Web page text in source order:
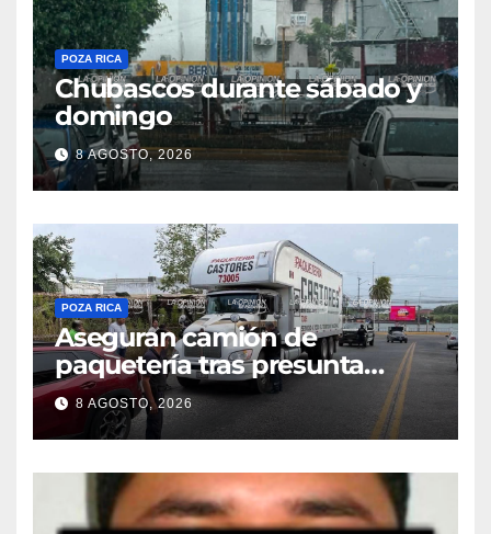
POZA RICA
Chubascos durante sábado y
domingo
8 AGOSTO, 2026
POZA RICA
Aseguran camión de
paquetería tras presunta
captura de una iguana en
Tuxpan
8 AGOSTO, 2026